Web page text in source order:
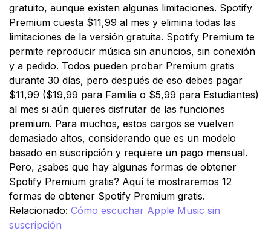
gratuito, aunque existen algunas limitaciones. Spotify
Premium cuesta $11,99 al mes y elimina todas las
limitaciones de la versión gratuita. Spotify Premium te
permite reproducir música sin anuncios, sin conexión
y a pedido. Todos pueden probar Premium gratis
durante 30 días, pero después de eso debes pagar
$11,99 ($19,99 para Familia o $5,99 para Estudiantes)
al mes si aún quieres disfrutar de las funciones
premium. Para muchos, estos cargos se vuelven
demasiado altos, considerando que es un modelo
basado en suscripción y requiere un pago mensual.
Pero, ¿sabes que hay algunas formas de obtener
Spotify Premium gratis? Aquí te mostraremos 12
formas de obtener Spotify Premium gratis.
Relacionado: Cómo escuchar Apple Music sin
suscripción